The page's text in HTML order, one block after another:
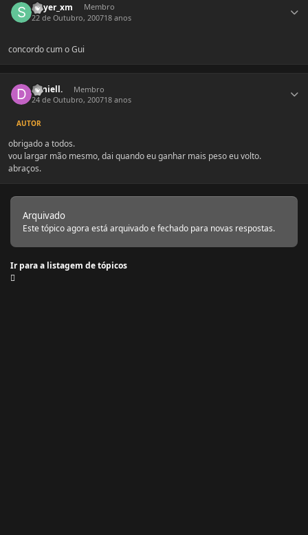
slayer_xm
Membro
22 de Outubro, 200718 anos
concordo cum o Gui
daniell.
Membro
24 de Outubro, 200718 anos
AUTOR
obrigado a todos.
vou largar mão mesmo, dai quando eu ganhar mais peso eu volto.
abraços.
Arquivado
Este tópico agora está arquivado e fechado para novas respostas.
Ir para a listagem de tópicos